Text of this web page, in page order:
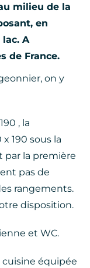
milieu de la
en
A
de France.
on y
, la
190 sous la
par la première
pas de
rangements.
disposition.
et WC.
équipée